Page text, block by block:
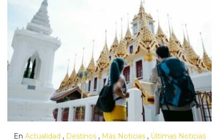
En Actualidad , Destinos, Más Noticias, Últimas Noticias